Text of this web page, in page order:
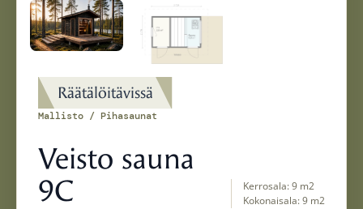
Mallisto / Pihasaunat
Räätälöitävissä
Veisto sauna
9C
Kerrosala: 9 m2
Kokonaisala: 9 m2